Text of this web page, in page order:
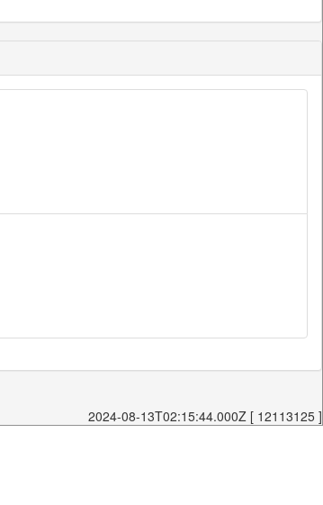
2024-08-13T02:15:44.000Z [ 12113125 ]